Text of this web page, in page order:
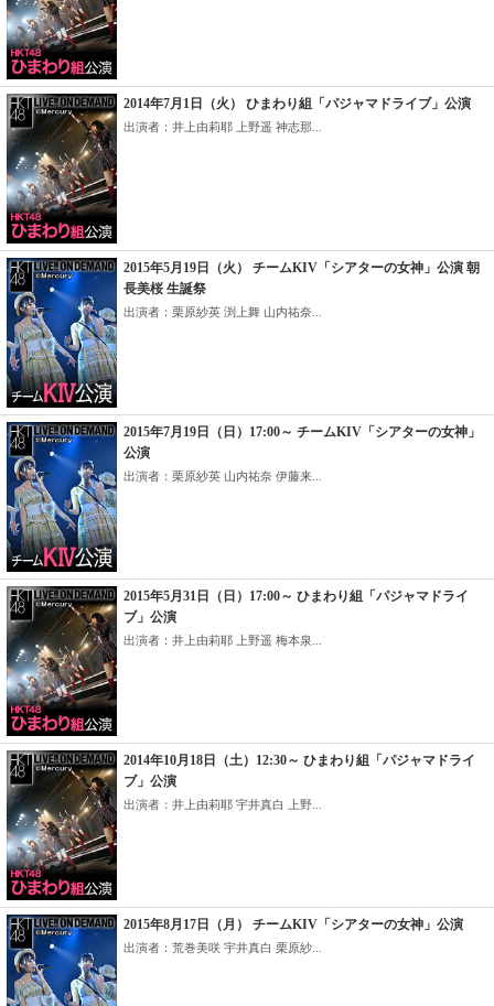
2014年7月1日（火） ひまわり組「パジャマドライブ」公演
出演者：井上由莉耶 上野遥 神志那...
2015年5月19日（火） チームKIV「シアターの女神」公演 朝
長美桜 生誕祭
出演者：栗原紗英 渕上舞 山内祐奈...
2015年7月19日（日）17:00～ チームKIV「シアターの女神」
公演
出演者：栗原紗英 山内祐奈 伊藤来...
2015年5月31日（日）17:00～ ひまわり組「パジャマドライ
ブ」公演
出演者：井上由莉耶 上野遥 梅本泉...
2014年10月18日（土）12:30～ ひまわり組「パジャマドライ
ブ」公演
出演者：井上由莉耶 宇井真白 上野...
2015年8月17日（月） チームKIV「シアターの女神」公演
出演者：荒巻美咲 宇井真白 栗原紗...